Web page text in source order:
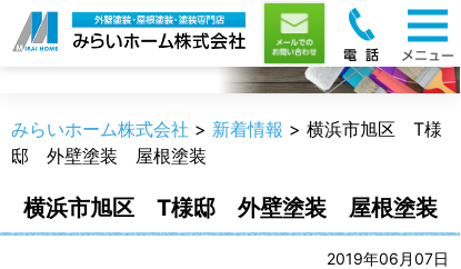
新着情報
みらいホーム株式会社 > 新着情報 > 横浜市旭区 T様
邸 外壁塗装 屋根塗装
横浜市旭区 T様邸 外壁塗装 屋根塗装
2019年06月07日